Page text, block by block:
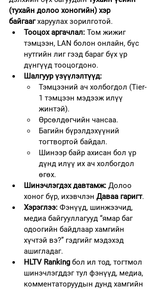
(тухайн долоо хоногийн) хэр
байгааг харуулах зорилготой.
Тооцох аргачлал: Том жижиг
тэмцээн, LAN болон онлайн, бүс
нутгийн лиг гээд бараг бүх үр
дүнгүүд тооцогдоно.
Шалгуур үзүүлэлтүүд:
Тэмцээний ач холбогдол (Tier-
1 тэмцээн мэдээж илүү
жинтэй).
Өрсөлдөгчийн чансаа.
Багийн бүрэлдэхүүний
тогтвортой байдал.
Шинээр байр ахисан бол үр
дүнд илүү их ач холбогдол
өгөх.
Шинэчлэгдэх давтамж: Долоо
хоног бүр, ихэвчлэн Даваа гаригт.
Хэрэглээ: Фэнүүд, шинжээчид,
медиа байгууллагууд “ямар баг
одоогийн байдлаар хамгийн
хүчтэй вэ?” гэдгийг мэдэхэд
ашигладаг.
HLTV Ranking бол ил тод, тогтмол
шинэчлэгддэг тул фэнүүд, медиа,
комментаторуудын дунд хамгийн